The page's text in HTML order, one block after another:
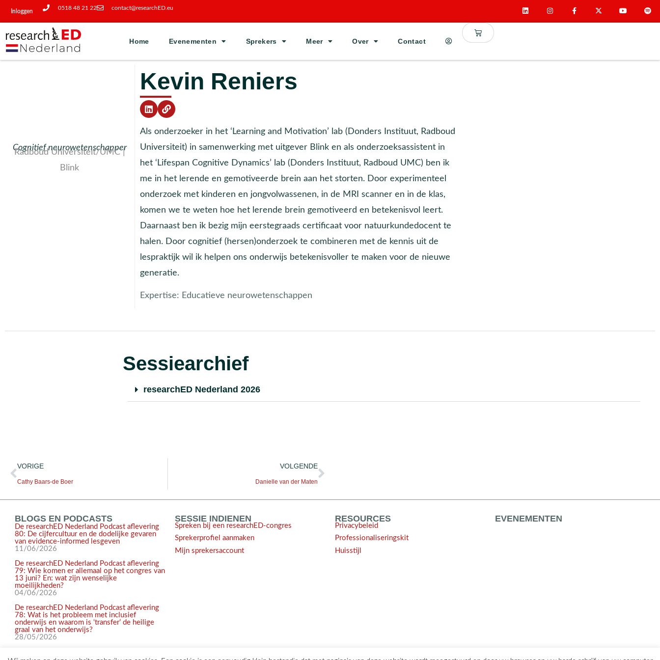
Inloggen
0518 48 21 22 contact@researchED.eu
Home Evenementen Sprekers Meer Over Contact
Cognitief neurowetenschapper
Radboud Universiteit/UMC |
Blink
Kevin Reniers
Als onderzoeker in het ‘Learning and Motivation’ lab (Donders Instituut, Radboud
Universiteit) in samenwerking met uitgever Blink en als onderzoeksassistent in
het ‘Lifespan Cognitive Dynamics’ lab (Donders Instituut, Radboud UMC) ben ik
me in het lerende en gemotiveerde brein aan het storten. Door experimenteel
onderzoek met kinderen en jongvolwassenen, in de MRI scanner en in de klas,
komen we te weten hoe het lerende brein gemotiveerd en betekenisvol leert.
Daarnaast ben ik bezig mijn eerstegraads certificaat voor natuurkundedocent te
halen. Door cognitief (hersen)onderzoek te combineren met de kennis uit de
lespraktijk wil ik helpen ons onderwijs betekenisvoller te maken voor de nieuwe
generatie.
Expertise: Educatieve neurowetenschappen
Sessiearchief
researchED Nederland 2026
VORIGE
Cathy Baars-de Boer
VOLGENDE
Danielle van der Maten
BLOGS EN PODCASTS
De researchED Nederland Podcast aflevering
80: De cijfercultuur en de dodelijke gevaren
van evidence-informed lesgeven
11/06/2026
De researchED Nederland Podcast aflevering
79: Wie komen er allemaal op het congres van
13 juni? En: wat zijn wenselijke
moeilijkheden?
04/06/2026
De researchED Nederland Podcast aflevering
78: Wat is het probleem met inclusief
onderwijs en waarom is ‘transfer’ de heilige
graal van het onderwijs?
28/05/2026
SESSIE INDIENEN
Spreken bij een researchED-congres
Sprekerprofiel aanmaken
Mijn sprekersaccount
RESOURCES
Privacybeleid
Professionaliseringskit
Huisstijl
EVENEMENTEN